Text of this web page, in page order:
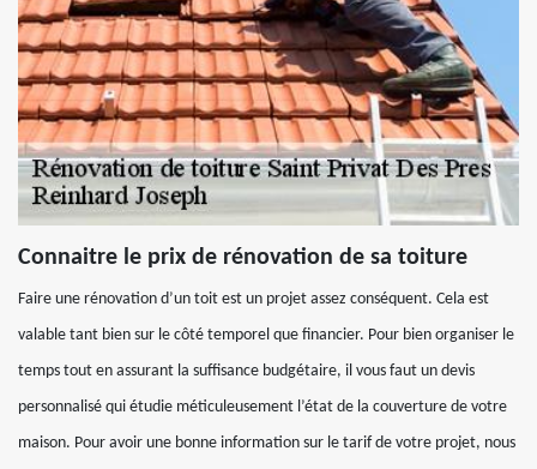
Connaitre le prix de rénovation de sa toiture
Faire une rénovation d’un toit est un projet assez conséquent. Cela est
valable tant bien sur le côté temporel que financier. Pour bien organiser le
temps tout en assurant la suffisance budgétaire, il vous faut un devis
personnalisé qui étudie méticuleusement l’état de la couverture de votre
maison. Pour avoir une bonne information sur le tarif de votre projet, nous